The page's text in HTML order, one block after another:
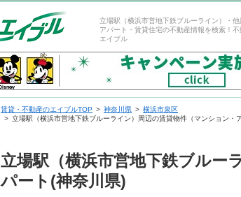
立場駅（横浜市営地下鉄ブルーライン）・
アパート・賃貸住宅の不動産情報を検索！
エイブル
賃貸・不動産のエイブルTOP 神奈川県
横浜市泉区
立場駅（横浜市営地下鉄ブルーライン）周辺の賃貸物件（マンション・
立場駅（横浜市営地下鉄ブルー
パート(神奈川県)